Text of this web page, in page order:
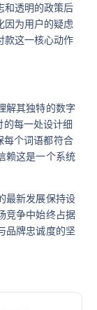
和透明的政策后
因为用户的疑虑
款这一核心动作
解其独特的数字
每一处设计细
每个词语都符合
赖这是一个系统
最新发展保持设
竞争中始终占据
品牌忠诚度的坚